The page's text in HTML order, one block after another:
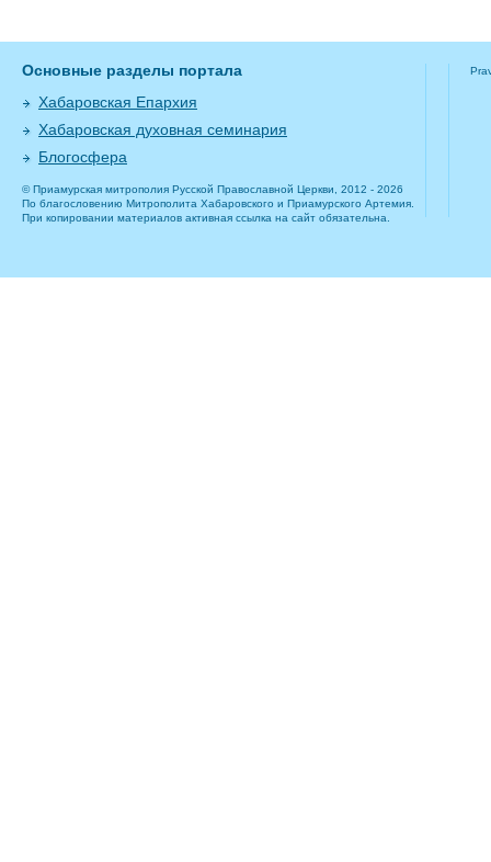
Основные разделы портала
Хабаровская Епархия
Хабаровская духовная семинария
Блогосфера
© Приамурская митрополия Русской Православной Церкви, 2012 - 2026
По благословению Митрополита Хабаровского и Приамурского Артемия.
При копировании материалов активная ссылка на сайт обязательна.